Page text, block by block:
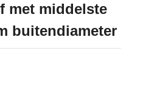
met middelste
buitendiameter